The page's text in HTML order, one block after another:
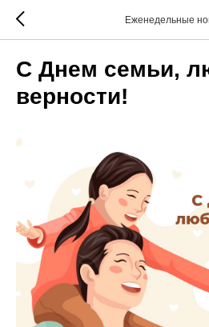
Еженедельные
С Днем семьи,
верности!